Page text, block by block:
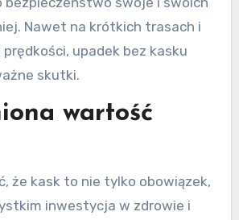
Nawet na krótkich trasach i
upadek bez kasku
skutki.
wartość
że kask to nie tylko obowiązek,
inwestycja w zdrowie i